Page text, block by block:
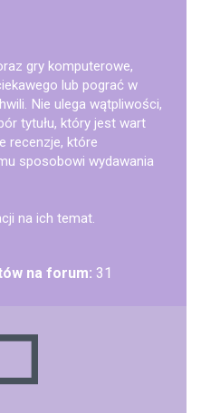
gry komputerowe,
lub pograć w
Nie ulega wątpliwości,
tytułu, który jest wart
recenzje, które
sposobowi wydawania
na ich temat.
na forum: 31